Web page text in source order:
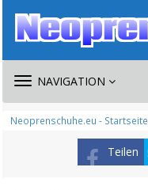
TOGGLE
NAVIGATION
Neoprenschuhe.eu - Startseite
Teilen